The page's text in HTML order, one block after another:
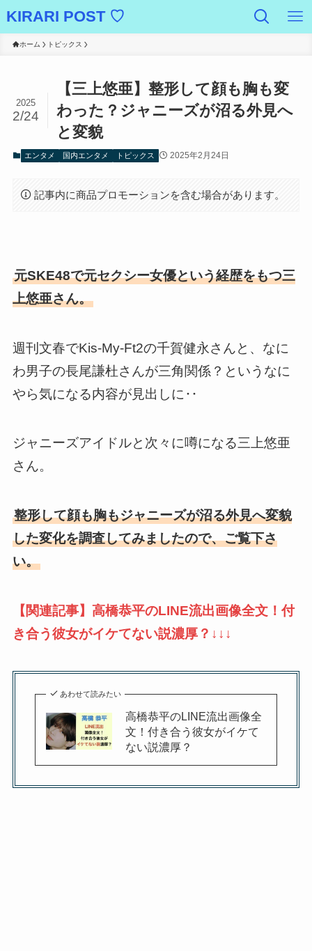
KIRARI POST ♡
ホーム トピックス
【三上悠亜】整形して顔も胸も変
わった？ジャニーズが沼る外見へ
と変貌
2025
2/24
エンタメ 国内エンタメ トピックス 2025年2月24日
記事内に商品プロモーションを含む場合があります。
元SKE48で元セクシー女優という経歴をもつ三
上悠亜さん。
週刊文春でKis-My-Ft2の千賀健永さんと、なに
わ男子の長尾謙杜さんが三角関係？というなに
やら気になる内容が見出しに‥
ジャニーズアイドルと次々に噂になる三上悠亜
さん。
整形して顔も胸もジャニーズが沼る外見へ変貌
した変化を調査してみましたので、ご覧下さ
い。
【関連記事】高橋恭平のLINE流出画像全文！付
き合う彼女がイケてない説濃厚？↓↓↓
あわせて読みたい
高橋恭平のLINE流出画像全
文！付き合う彼女がイケて
ない説濃厚？